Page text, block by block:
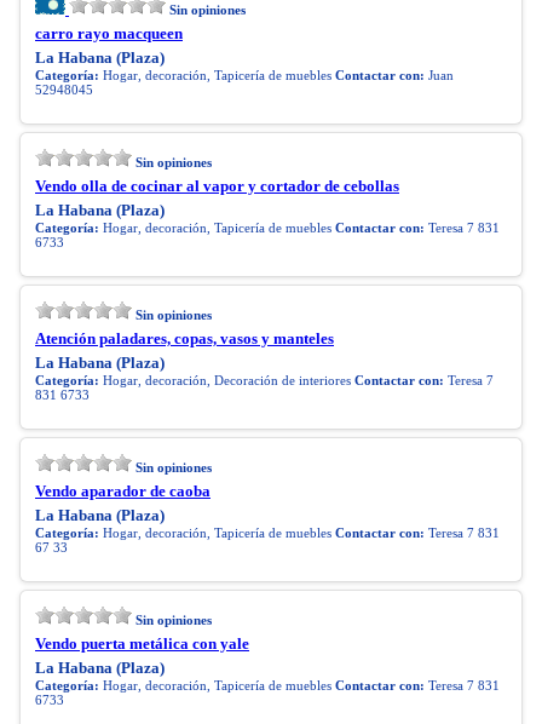
Sin opiniones
carro rayo macqueen
La Habana (Plaza)
Categoría: Hogar, decoración, Tapicería de muebles Contactar con: Juan
52948045
Sin opiniones
Vendo olla de cocinar al vapor y cortador de cebollas
La Habana (Plaza)
Categoría: Hogar, decoración, Tapicería de muebles Contactar con: Teresa 7 831
6733
Sin opiniones
Atención paladares, copas, vasos y manteles
La Habana (Plaza)
Categoría: Hogar, decoración, Decoración de interiores Contactar con: Teresa 7
831 6733
Sin opiniones
Vendo aparador de caoba
La Habana (Plaza)
Categoría: Hogar, decoración, Tapicería de muebles Contactar con: Teresa 7 831
67 33
Sin opiniones
Vendo puerta metálica con yale
La Habana (Plaza)
Categoría: Hogar, decoración, Tapicería de muebles Contactar con: Teresa 7 831
6733